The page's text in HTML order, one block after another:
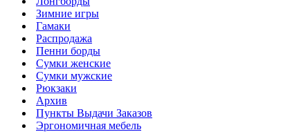
Зимние игры
Гамаки
Распродажа
Пенни борды
Сумки женские
Сумки мужские
Рюкзаки
Архив
Пункты Выдачи Заказов
Эргономичная мебель